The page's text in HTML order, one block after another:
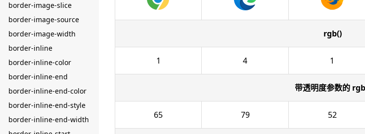
border-image-slice
border-image-source
border-image-width
border-inline
border-inline-color
border-inline-end
border-inline-end-color
border-inline-end-style
border-inline-end-width
rgb()
1 4 1
带透明度参数的
65 79 52